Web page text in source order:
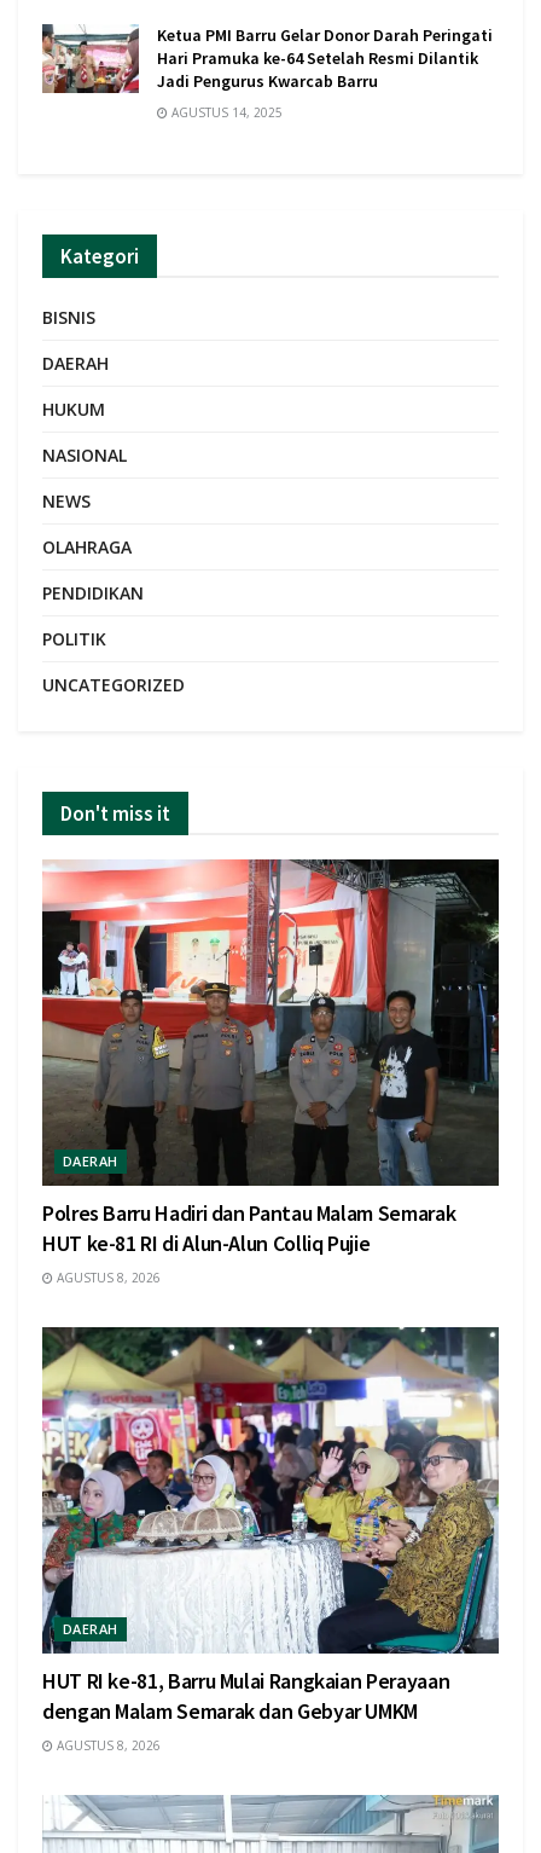
Ketua PMI Barru Gelar Donor Darah Peringati
Hari Pramuka ke-64 Setelah Resmi Dilantik
Jadi Pengurus Kwarcab Barru
AGUSTUS 14, 2025
Kategori
BISNIS
DAERAH
HUKUM
NASIONAL
NEWS
OLAHRAGA
PENDIDIKAN
POLITIK
UNCATEGORIZED
Don't miss it
DAERAH
Polres Barru Hadiri dan Pantau Malam Semarak
HUT ke-81 RI di Alun-Alun Colliq Pujie
AGUSTUS 8, 2026
DAERAH
HUT RI ke-81, Barru Mulai Rangkaian Perayaan
dengan Malam Semarak dan Gebyar UMKM
AGUSTUS 8, 2026